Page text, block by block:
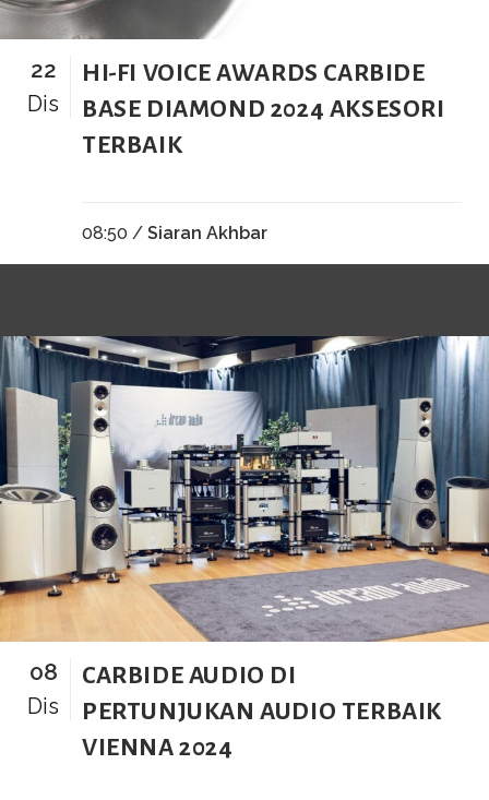
22
Dis
HI-FI VOICE AWARDS CARBIDE
BASE DIAMOND 2024 AKSESORI
TERBAIK
08:50 / Siaran Akhbar
08
Dis
CARBIDE AUDIO DI
PERTUNJUKAN AUDIO TERBAIK
VIENNA 2024